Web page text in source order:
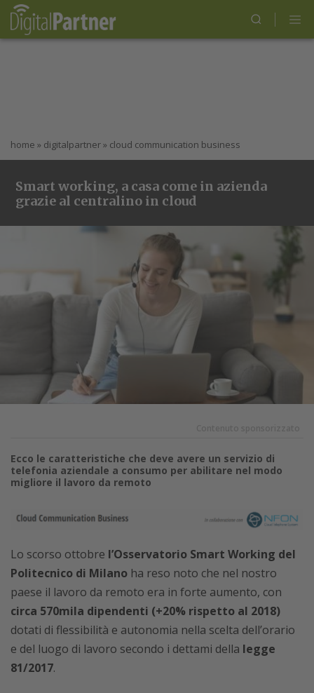
home » digitalpartner» cloud communication business
Smart working, a casa come in azienda
grazie al centralino in cloud
Ecco le caratteristiche che deve avere un servizio di
telefonia aziendale a consumo per abilitare nel modo
migliore il lavoro da remoto
Lo scorso ottobre l’Osservatorio Smart Working del
Politecnico di Milano ha reso noto che nel nostro
paese il lavoro da remoto era in forte aumento, con
circa 570mila dipendenti (+20% rispetto al 2018)
dotati di flessibilità e autonomia nella scelta dell’orario
e del luogo di lavoro secondo i dettami della legge
81/2017.